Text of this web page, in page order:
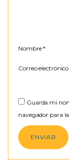
Nombre*
Correo
Guarda mi
navegador para